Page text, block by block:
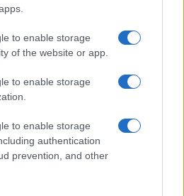
to enable storage
of the website or app.
to enable storage
to enable storage
authentication
prevention, and other
attuale: l’allarme per il